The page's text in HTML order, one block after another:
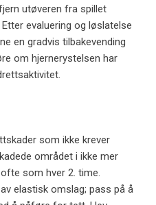
utøveren fra spillet
evaluering og løslatelse
en gradvis tilbakevending
om hjernerystelsen har
som ikke krever
området i ikke mer
som hver 2. time.
elastisk omslag; pass på å